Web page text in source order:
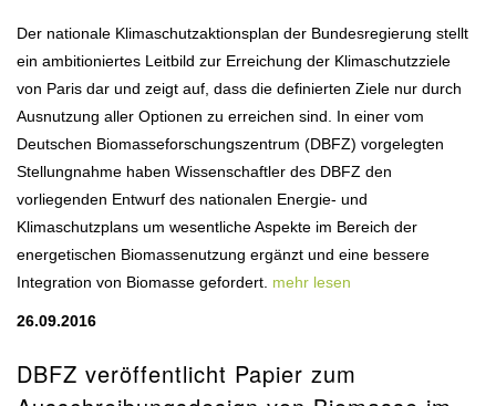
Der nationale Klimaschutzaktionsplan der Bundesregierung stellt
ein ambitioniertes Leitbild zur Erreichung der Klimaschutzziele
von Paris dar und zeigt auf, dass die definierten Ziele nur durch
Ausnutzung aller Optionen zu erreichen sind. In einer vom
Deutschen Biomasseforschungszentrum (DBFZ) vorgelegten
Stellungnahme haben Wissenschaftler des DBFZ den
vorliegenden Entwurf des nationalen Energie- und
Klimaschutzplans um wesentliche Aspekte im Bereich der
energetischen Biomassenutzung ergänzt und eine bessere
Integration von Biomasse gefordert. mehr lesen
26.09.2016
DBFZ veröffentlicht Papier zum